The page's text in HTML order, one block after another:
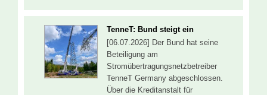
TenneT: Bund steigt ein
[06.07.2026] Der Bund hat seine
Beteiligung am
Stromübertragungsnetzbetreiber
TenneT Germany abgeschlossen.
Über die Kreditanstalt für